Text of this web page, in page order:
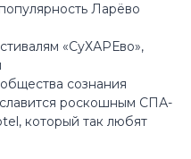
Ларёво
«СуХАРЕво»,
сознания
роскошным СПА-
который так любят